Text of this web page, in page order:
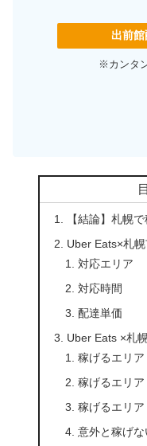
出前
※カンタ
【結論】札幌
Uber Eats×札
対応エリア
対応時間
配達単価
Uber Eats ×札
稼げるエリ
稼げるエリ
稼げるエリ
意外と稼げ